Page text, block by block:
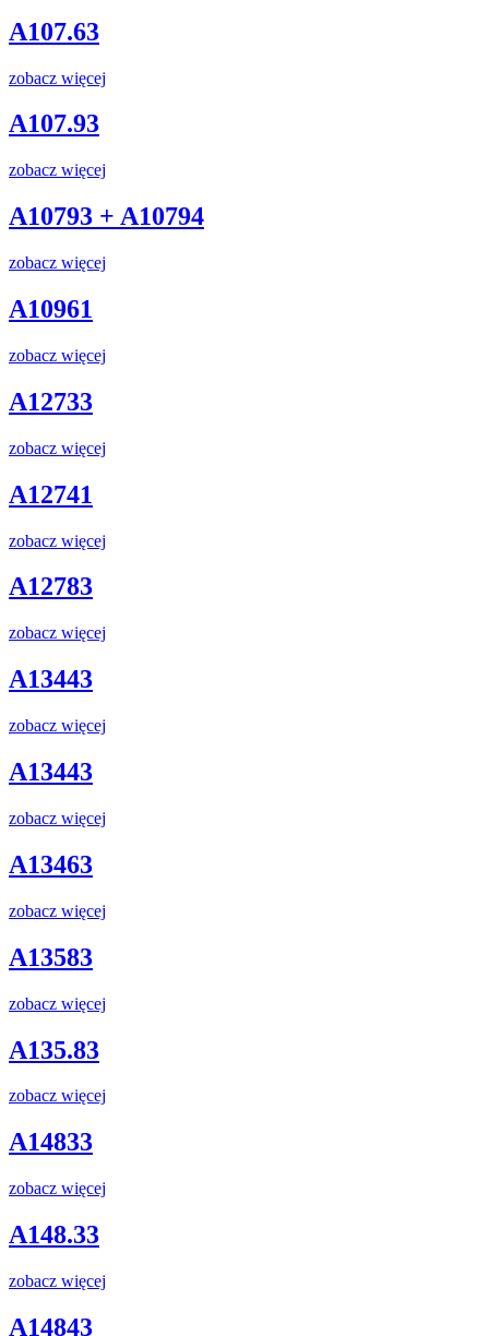
A107.63
zobacz więcej
A107.93
zobacz więcej
A10793 + A10794
zobacz więcej
A10961
zobacz więcej
A12733
zobacz więcej
A12741
zobacz więcej
A12783
zobacz więcej
A13443
zobacz więcej
A13443
zobacz więcej
A13463
zobacz więcej
A13583
zobacz więcej
A135.83
zobacz więcej
A14833
zobacz więcej
A148.33
zobacz więcej
A14843